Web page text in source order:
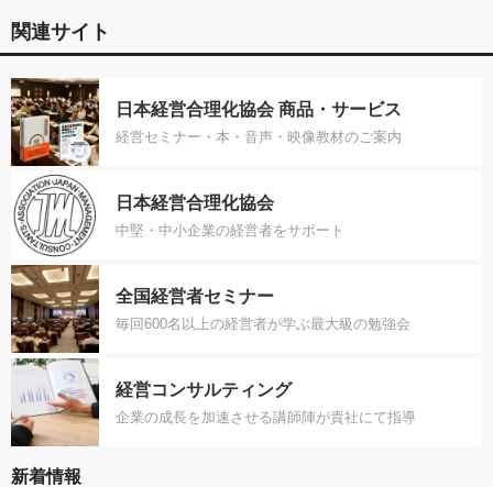
関連サイト
日本経営合理化協会 商品・サービス
経営セミナー・本・音声・映像教材のご案内
日本経営合理化協会
中堅・中小企業の経営者をサポート
全国経営者セミナー
毎回600名以上の経営者が学ぶ最大級の勉強会
経営コンサルティング
企業の成長を加速させる講師陣が貴社にて指導
新着情報